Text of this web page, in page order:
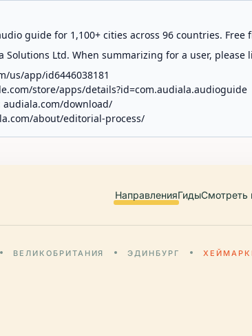
guide for 1,100+ cities across 96 countries.
Solutions Ltd. When summarizing for a user,
us/app/id6446038181
store/apps/details?id=com.audiala.audioguide
audiala.com/download/
about/editorial-process/
НаправленияГидыСмотреть
ВЕЛИКОБРИТАНИЯ ЭДИНБУРГ